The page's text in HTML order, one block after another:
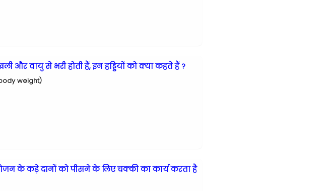
और वायु से भरी होती हैं, इन हड्डियों को क्या कहते हैं ?
body weight)
के कड़े दानों को पीसने के लिए चक्की का कार्य करता है